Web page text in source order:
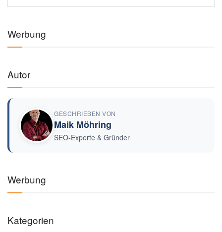
Werbung
Autor
GESCHRIEBEN VON
Maik Möhring
SEO-Experte & Gründer
Werbung
Kategorien